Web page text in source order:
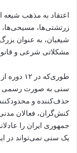
اعتقاد به مذهب
زرتشتی‌ها، مسیحی‌ها،
شیعیان، به عنوان
مشکلاتی شرعی و
طوری‌که
سنی به صورت رسمی
حذف‌کننده و
کنش‌گران، فعالان
جمهوری ایران را
یک سنی نمی‌تواند در